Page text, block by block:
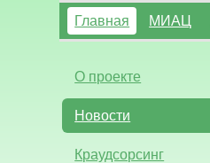
Главная МИАЦ
О проекте
Новости
Краудсорсинг